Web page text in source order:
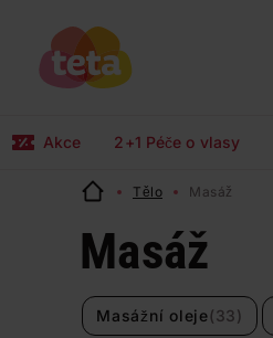
Akce 2+1 Péče o vlasy
Tělo Masáž
Masáž
Masážní oleje(33)